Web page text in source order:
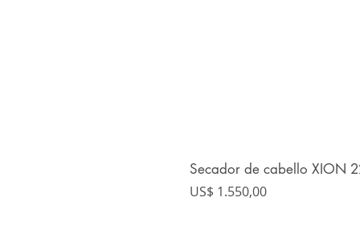
Secador de cabello XION
Precio
US$ 1.550,00